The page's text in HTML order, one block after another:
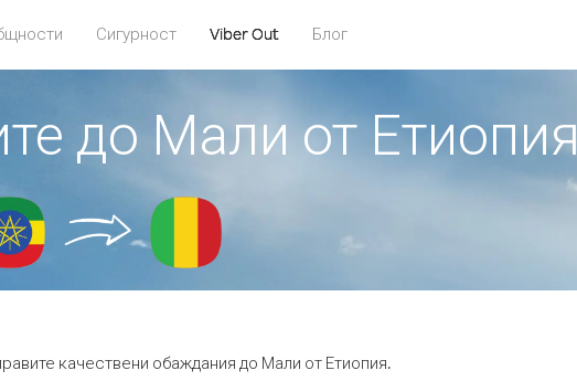
Сигурност Viber Out Блог
до Мали от Етиопия
качествени обаждания до Мали от Етиопия.